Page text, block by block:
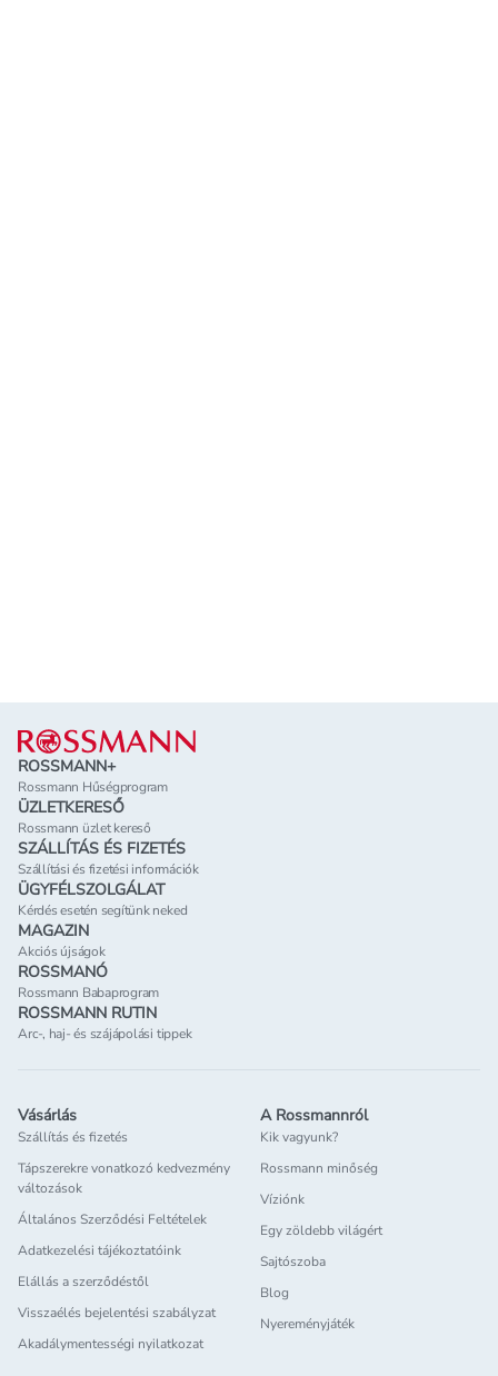
Lábléc
ROSSMANN+
Rossmann Hűségprogram
ÜZLETKERESŐ
Rossmann üzlet kereső
SZÁLLÍTÁS ÉS FIZETÉS
Szállítási és fizetési információk
ÜGYFÉLSZOLGÁLAT
Kérdés esetén segítünk neked
MAGAZIN
Akciós újságok
ROSSMANÓ
Rossmann Babaprogram
ROSSMANN RUTIN
Arc-, haj- és szájápolási tippek
Vásárlás
Szállítás és fizetés
Tápszerekre vonatkozó kedvezmény
változások
Általános Szerződési Feltételek
Adatkezelési tájékoztatóink
Elállás a szerződéstől
Visszaélés bejelentési szabályzat
Akadálymentességi nyilatkozat
A Rossmannról
Kik vagyunk?
Rossmann minőség
Víziónk
Egy zöldebb világért
Sajtószoba
Blog
Nyereményjáték